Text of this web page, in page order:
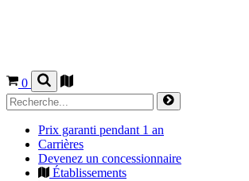
0
Prix garanti pendant 1 an
Carrières
Devenez un concessionnaire
Établissements